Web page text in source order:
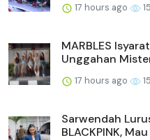
17 hours ago 15
MARBLES
Unggahan
17 hours ago 15
Sarwendah
BLACKPINK,